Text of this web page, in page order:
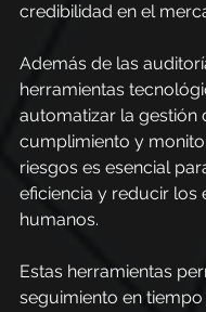
credibilidad en el
Además de las
herramientas
automatizar la gestión
cumplimiento y
riesgos es esencial
eficiencia y reducir los
humanos.
Estas herramientas
seguimiento en tiempo